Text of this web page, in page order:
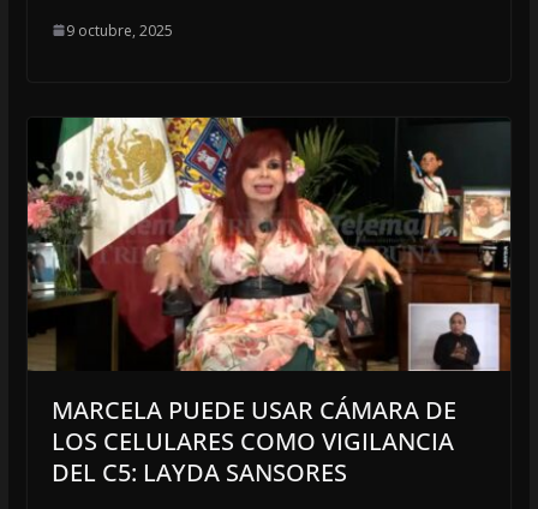
9 octubre, 2025
MARCELA PUEDE USAR CÁMARA DE
LOS CELULARES COMO VIGILANCIA
DEL C5: LAYDA SANSORES